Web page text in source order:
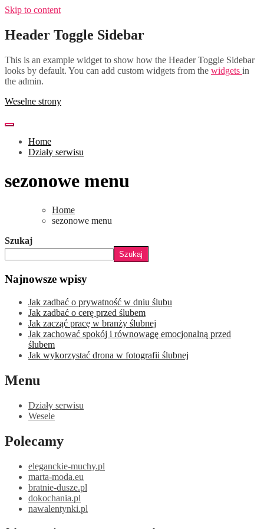
Skip to content
Header Toggle Sidebar
This is an example widget to show how the Header Toggle Sidebar
looks by default. You can add custom widgets from the widgets in
the admin.
Weselne strony
Home
Działy serwisu
sezonowe menu
Home
sezonowe menu
Szukaj
Szukaj
Najnowsze wpisy
Jak zadbać o prywatność w dniu ślubu
Jak zadbać o cerę przed ślubem
Jak zacząć pracę w branży ślubnej
Jak zachować spokój i równowagę emocjonalną przed
ślubem
Jak wykorzystać drona w fotografii ślubnej
Menu
Działy serwisu
Wesele
Polecamy
eleganckie-muchy.pl
marta-moda.eu
bratnie-dusze.pl
dokochania.pl
nawalentynki.pl